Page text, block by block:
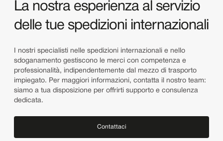
La nostra esperienza al servizio
delle tue spedizioni internazionali
I nostri specialisti nelle spedizioni internazionali e nello
sdoganamento gestiscono le merci con competenza e
professionalità, indipendentemente dal mezzo di trasporto
impiegato. Per maggiori informazioni, contatta il nostro team:
siamo a tua disposizione per offrirti supporto e consulenza
dedicata.
Contattaci